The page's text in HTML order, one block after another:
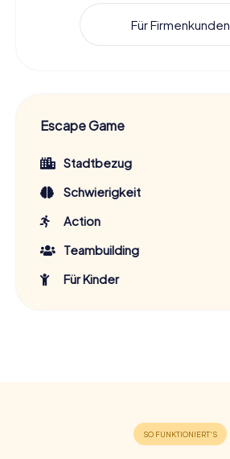
Für Firmenkunden
Escape Game
Stadtbezug
Schwierigkeit
Action
Teambuilding
Für Kinder